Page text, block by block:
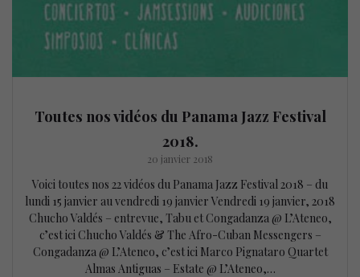
Toutes nos vidéos du Panama Jazz Festival
2018.
20 janvier 2018
Voici toutes nos 22 vidéos du Panama Jazz Festival 2018 – du
lundi 15 janvier au vendredi 19 janvier Vendredi 19 janvier, 2018
Chucho Valdés – entrevue, Tabu et Congadanza @ L’Ateneo,
c’est ici Chucho Valdés & The Afro-Cuban Messengers –
Congadanza @ L’Ateneo, c’est ici Marco Pignataro Quartet
Almas Antiguas – Estate @ L’Ateneo,…